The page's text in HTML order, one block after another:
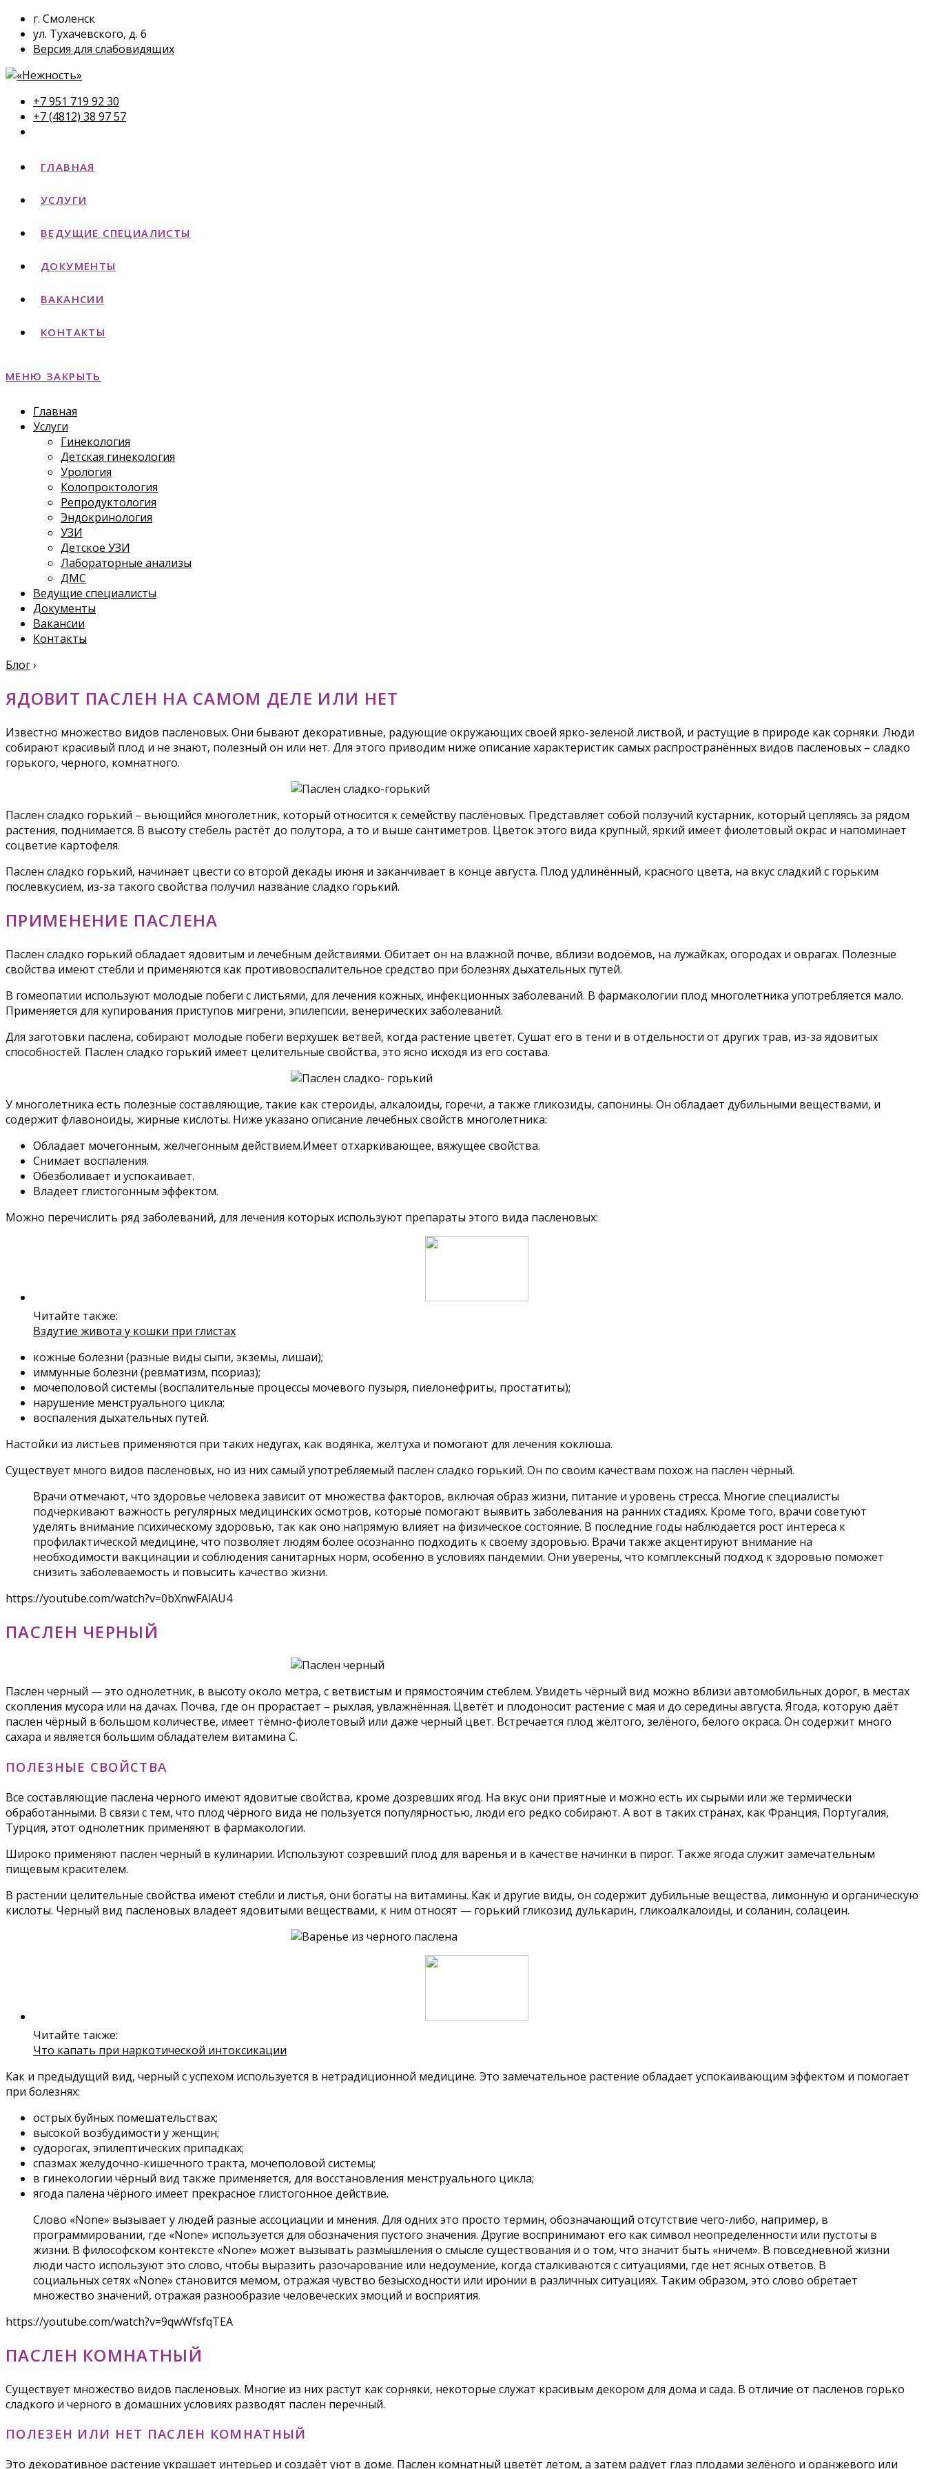
г. Смоленск
ул. Тухачевского, д. 6
Версия для слабовидящих
+7 951 719 92 30
+7 (4812) 38 97 57
ГЛАВНАЯ
УСЛУГИ
ВЕДУЩИЕ СПЕЦИАЛИСТЫ
ДОКУМЕНТЫ
ВАКАНСИИ
КОНТАКТЫ
МЕНЮ ЗАКРЫТЬ
Главная
Услуги
Гинекология
Детская гинекология
Урология
Колопроктология
Репродуктология
Эндокринология
УЗИ
Детское УЗИ
Лабораторные анализы
ДМС
Ведущие специалисты
Документы
Вакансии
Контакты
Блог›
ЯДОВИТ ПАСЛЕН НА САМОМ ДЕЛЕ ИЛИ НЕТ
Известно множество видов пасленовых. Они бывают декоративные, радующие окружающих своей ярко-зеленой листвой, и растущие в природе как сорняки. Люди
собирают красивый плод и не знают, полезный он или нет. Для этого приводим ниже описание характеристик самых распространённых видов пасленовых – сладко
горького, черного, комнатного.
Паслен сладко горький – вьющийся многолетник, который относится к семейству паслёновых. Представляет собой ползучий кустарник, который цепляясь за рядом
растения, поднимается. В высоту стебель растёт до полутора, а то и выше сантиметров. Цветок этого вида крупный, яркий имеет фиолетовый окрас и напоминает
соцветие картофеля.
Паслен сладко горький, начинает цвести со второй декады июня и заканчивает в конце августа. Плод удлинённый, красного цвета, на вкус сладкий с горьким
послевкусием, из-за такого свойства получил название сладко горький.
ПРИМЕНЕНИЕ ПАСЛЕНА
Паслен сладко горький обладает ядовитым и лечебным действиями. Обитает он на влажной почве, вблизи водоёмов, на лужайках, огородах и оврагах. Полезные
свойства имеют стебли и применяются как противовоспалительное средство при болезнях дыхательных путей.
В гомеопатии используют молодые побеги с листьями, для лечения кожных, инфекционных заболеваний. В фармакологии плод многолетника употребляется мало.
Применяется для купирования приступов мигрени, эпилепсии, венерических заболеваний.
Для заготовки паслена, собирают молодые побеги верхушек ветвей, когда растение цветёт. Сушат его в тени и в отдельности от других трав, из-за ядовитых
способностей. Паслен сладко горький имеет целительные свойства, это ясно исходя из его состава.
У многолетника есть полезные составляющие, такие как стероиды, алкалоиды, горечи, а также гликозиды, сапонины. Он обладает дубильными веществами, и
содержит флавоноиды, жирные кислоты. Ниже указано описание лечебных свойств многолетника:
Обладает мочегонным, желчегонным действием.Имеет отхаркивающее, вяжущее свойства.
Снимает воспаления.
Обезболивает и успокаивает.
Владеет глистогонным эффектом.
Можно перечислить ряд заболеваний, для лечения которых используют препараты этого вида пасленовых:
Читайте также:
Вздутие живота у кошки при глистах
кожные болезни (разные виды сыпи, экземы, лишаи);
иммунные болезни (ревматизм, псориаз);
мочеполовой системы (воспалительные процессы мочевого пузыря, пиелонефриты, простатиты);
нарушение менструального цикла;
воспаления дыхательных путей.
Настойки из листьев применяются при таких недугах, как водянка, желтуха и помогают для лечения коклюша.
Существует много видов пасленовых, но из них самый употребляемый паслен сладко горький. Он по своим качествам похож на паслен чёрный.
Врачи отмечают, что здоровье человека зависит от множества факторов, включая образ жизни, питание и уровень стресса. Многие специалисты
подчеркивают важность регулярных медицинских осмотров, которые помогают выявить заболевания на ранних стадиях. Кроме того, врачи советуют
уделять внимание психическому здоровью, так как оно напрямую влияет на физическое состояние. В последние годы наблюдается рост интереса к
профилактической медицине, что позволяет людям более осознанно подходить к своему здоровью. Врачи также акцентируют внимание на
необходимости вакцинации и соблюдения санитарных норм, особенно в условиях пандемии. Они уверены, что комплексный подход к здоровью поможет
снизить заболеваемость и повысить качество жизни.
https://youtube.com/watch?v=0bXnwFAlAU4
ПАСЛЕН ЧЕРНЫЙ
Паслен черный — это однолетник, в высоту около метра, с ветвистым и прямостоячим стеблем. Увидеть чёрный вид можно вблизи автомобильных дорог, в местах
скопления мусора или на дачах. Почва, где он прорастает – рыхлая, увлажнённая. Цветёт и плодоносит растение с мая и до середины августа. Ягода, которую даёт
паслен чёрный в большом количестве, имеет тёмно-фиолетовый или даже черный цвет. Встречается плод жёлтого, зелёного, белого окраса. Он содержит много
сахара и является большим обладателем витамина С.
ПОЛЕЗНЫЕ СВОЙСТВА
Все составляющие паслена черного имеют ядовитые свойства, кроме дозревших ягод. На вкус они приятные и можно есть их сырыми или же термически
обработанными. В связи с тем, что плод чёрного вида не пользуется популярностью, люди его редко собирают. А вот в таких странах, как Франция, Португалия,
Турция, этот однолетник применяют в фармакологии.
Широко применяют паслен черный в кулинарии. Используют созревший плод для варенья и в качестве начинки в пирог. Также ягода служит замечательным
пищевым красителем.
В растении целительные свойства имеют стебли и листья, они богаты на витамины. Как и другие виды, он содержит дубильные вещества, лимонную и органическую
кислоты. Черный вид пасленовых владеет ядовитыми веществами, к ним относят — горький гликозид дулькарин, гликоалкалоиды, и соланин, солацеин.
Читайте также:
Что капать при наркотической интоксикации
Как и предыдущий вид, черный с успехом используется в нетрадиционной медицине. Это замечательное растение обладает успокаивающим эффектом и помогает
при болезнях:
острых буйных помешательствах;
высокой возбудимости у женщин;
судорогах, эпилептических припадках;
спазмах желудочно-кишечного тракта, мочеполовой системы;
в гинекологии чёрный вид также применяется, для восстановления менструального цикла;
ягода палена чёрного имеет прекрасное глистогонное действие.
Слово «None» вызывает у людей разные ассоциации и мнения. Для одних это просто термин, обозначающий отсутствие чего-либо, например, в
программировании, где «None» используется для обозначения пустого значения. Другие воспринимают его как символ неопределенности или пустоты в
жизни. В философском контексте «None» может вызывать размышления о смысле существования и о том, что значит быть «ничем». В повседневной жизни
люди часто используют это слово, чтобы выразить разочарование или недоумение, когда сталкиваются с ситуациями, где нет ясных ответов. В
социальных сетях «None» становится мемом, отражая чувство безысходности или иронии в различных ситуациях. Таким образом, это слово обретает
множество значений, отражая разнообразие человеческих эмоций и восприятия.
https://youtube.com/watch?v=9qwWfsfqTEA
ПАСЛЕН КОМНАТНЫЙ
Существует множество видов пасленовых. Многие из них растут как сорняки, некоторые служат красивым декором для дома и сада. В отличие от пасленов горько
сладкого и черного в домашних условиях разводят паслен перечный.
ПОЛЕЗЕН ИЛИ НЕТ ПАСЛЕН КОМНАТНЫЙ
Это декоративное растение украшает интерьер и создаёт уют в доме. Паслен комнатный цветёт летом, а затем радует глаз плодами зелёного и оранжевого или